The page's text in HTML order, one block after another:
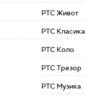
РТС Живот
РТС Класика
РТС Коло
РТС Трезор
РТС Музика